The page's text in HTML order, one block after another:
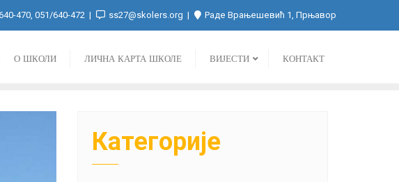
470, 051/640-472 ss27@skolers.org Раде Врањешевић 1, Прњавор
О ШКОЛИ ЛИЧНА КАРТА ШКОЛЕ ВИЈЕСТИ КОНТАКТ
Категорије